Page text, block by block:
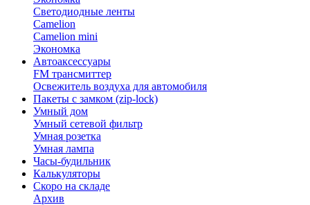
Светодиодные ленты
Camelion
Camelion mini
Экономка
Автоаксессуары
FM трансмиттер
Освежитель воздуха для автомобиля
Пакеты с замком (zip-lock)
Умный дом
Умный сетевой фильтр
Умная розетка
Умная лампа
Часы-будильник
Калькуляторы
Скоро на складе
Архив